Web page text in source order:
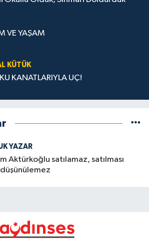
VE YAŞAM
KÜTÜK
KANATLARIYLA UÇ!
YAZAR
Aktürkoğlu satılamaz, satılması